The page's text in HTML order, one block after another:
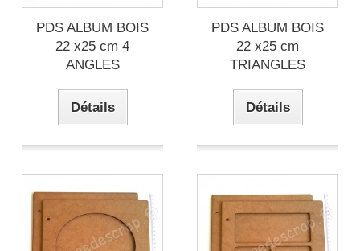
PDS ALBUM BOIS
22 x25 cm 4
ANGLES
Détails
PDS ALBUM BOIS
22 x25 cm
TRIANGLES
Détails